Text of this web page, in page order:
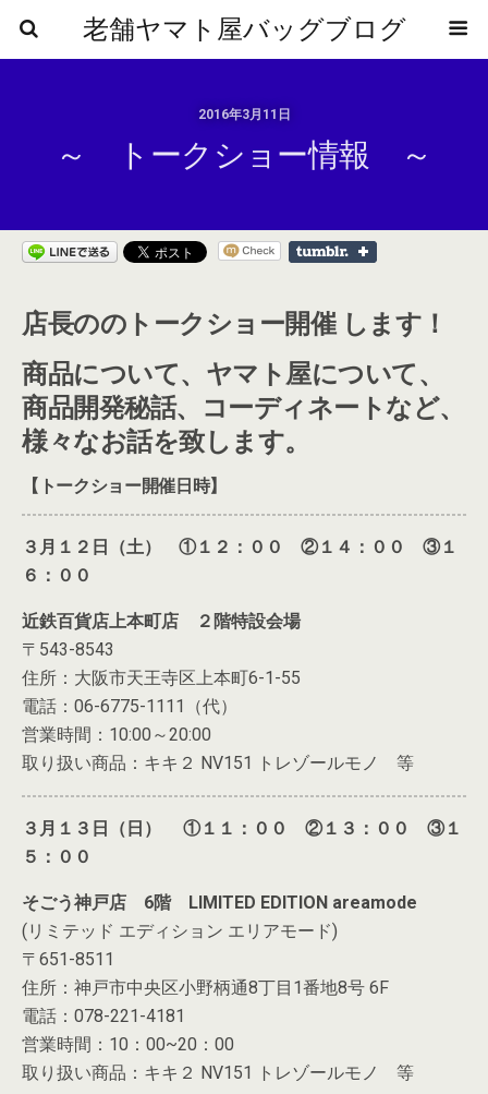
老舗ヤマト屋バッグブログ
2016年3月11日
～ トークショー情報 ～
店長ののトークショー開催 します！
商品について、ヤマト屋について、
商品開発秘話、コーディネートなど、
様々なお話を致します。
【トークショー開催日時】
３月１２日（土） ①１２：００ ②１４：００ ③１
６：００
近鉄百貨店上本町店 ２階特設会場
〒543-8543
住所：大阪市天王寺区上本町6-1-55
電話：06-6775-1111（代）
営業時間：10:00～20:00
取り扱い商品：キキ２ NV151 トレゾールモノ 等
３月１３日（日） ①１１：００ ②１３：００ ③１
５：００
そごう神戸店 6階 LIMITED EDITION areamode
(リミテッド エディション エリアモード)
〒651-8511
住所：神戸市中央区小野柄通8丁目1番地8号 6F
電話：078-221-4181
営業時間：10：00~20：00
取り扱い商品：キキ２ NV151 トレゾールモノ 等